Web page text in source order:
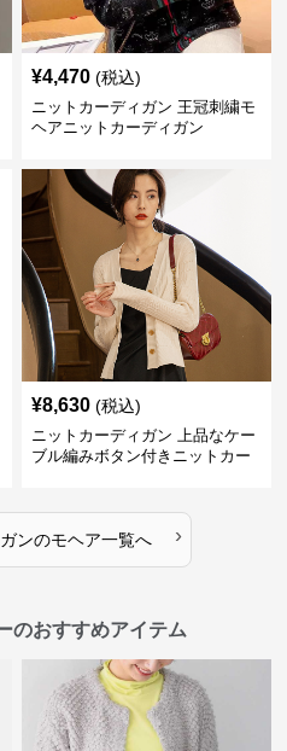
¥4,470 (税込)
ニットカーディガン 王冠刺繍モ
ヘアニットカーディガン
¥8,630 (税込)
ニットカーディガン 上品なケー
ブル編みボタン付きニットカー
ンのモヘア一覧へ ›
のおすすめアイテム